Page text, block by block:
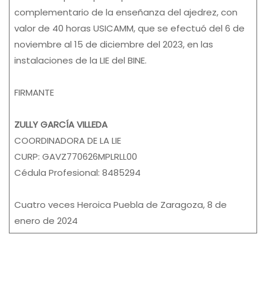
complementario de la enseñanza del ajedrez, con
valor de 40 horas USICAMM, que se efectuó del 6 de
noviembre al 15 de diciembre del 2023, en las
instalaciones de la LIE del BINE.
FIRMANTE
ZULLY GARCÍA VILLEDA
COORDINADORA DE LA LIE
CURP: GAVZ770626MPLRLL00
Cédula Profesional: 8485294
Cuatro veces Heroica Puebla de Zaragoza, 8 de
enero de 2024